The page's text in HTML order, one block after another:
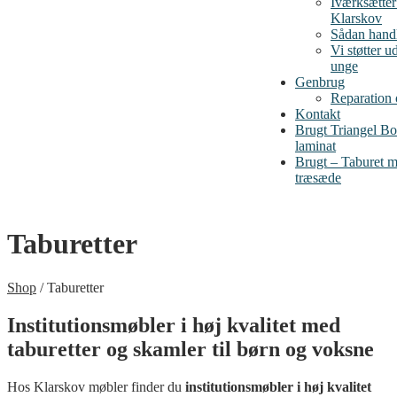
Klarskov
Sådan
Vi støtter
unge
Genbrug
Reparation
Kontakt
Brugt Triangel
laminat
Brugt – Taburet
træsæde
Taburetter
Shop /Taburetter
Institutionsmøbler i høj kvalitet med
taburetter og skamler til børn og voksne
Hos Klarskov møbler finder du institutionsmøbler i høj kvalitet